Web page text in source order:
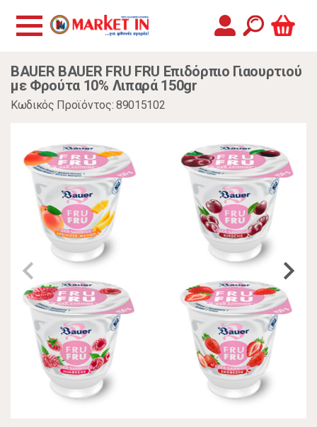
BAUER BAUER FRU FRU Επιδόρπιο Γιαουρτιού
με Φρούτα 10% Λιπαρά 150gr
Κωδικός Προϊόντος: 89015102